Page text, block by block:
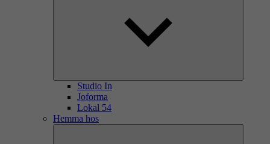
Studio In
Joforma
Lokal 54
Hemma hos